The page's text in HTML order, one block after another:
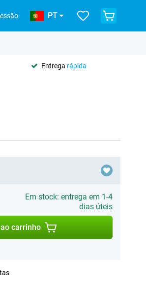
PT
Entrega rápida
Em stock: entrega em 1-4
dias úteis
carrinho